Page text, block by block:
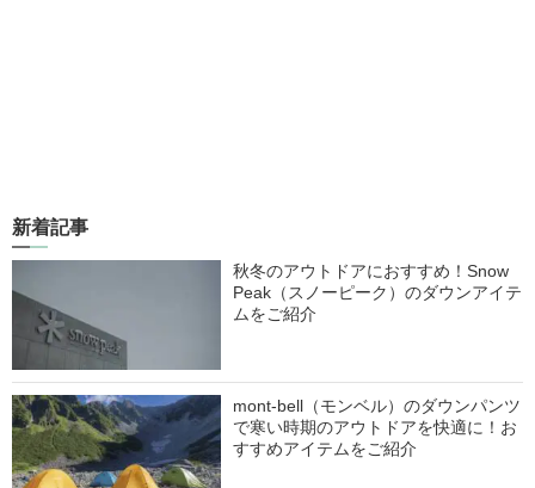
新着記事
秋冬のアウトドアにおすすめ！Snow
Peak（スノーピーク）のダウンアイテ
ムをご紹介
mont-bell（モンベル）のダウンパンツ
で寒い時期のアウトドアを快適に！お
すすめアイテムをご紹介